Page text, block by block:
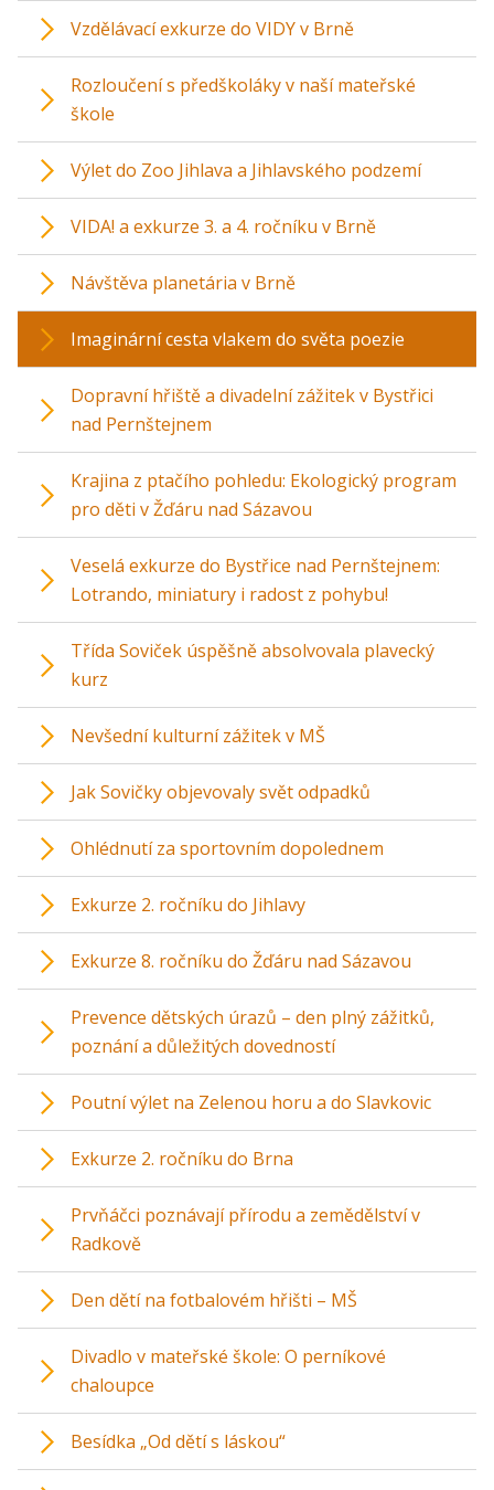
Vzdělávací exkurze do VIDY v Brně
Rozloučení s předškoláky v naší mateřské
škole
Výlet do Zoo Jihlava a Jihlavského podzemí
VIDA! a exkurze 3. a 4. ročníku v Brně
Návštěva planetária v Brně
Imaginární cesta vlakem do světa poezie
Dopravní hřiště a divadelní zážitek v Bystřici
nad Pernštejnem
Krajina z ptačího pohledu: Ekologický program
pro děti v Žďáru nad Sázavou
Veselá exkurze do Bystřice nad Pernštejnem:
Lotrando, miniatury i radost z pohybu!
Třída Soviček úspěšně absolvovala plavecký
kurz
Nevšední kulturní zážitek v MŠ
Jak Sovičky objevovaly svět odpadků
Ohlédnutí za sportovním dopolednem
Exkurze 2. ročníku do Jihlavy
Exkurze 8. ročníku do Žďáru nad Sázavou
Prevence dětských úrazů – den plný zážitků,
poznání a důležitých dovedností
Poutní výlet na Zelenou horu a do Slavkovic
Exkurze 2. ročníku do Brna
Prvňáčci poznávají přírodu a zemědělství v
Radkově
Den dětí na fotbalovém hřišti – MŠ
Divadlo v mateřské škole: O perníkové
chaloupce
Besídka „Od dětí s láskou“